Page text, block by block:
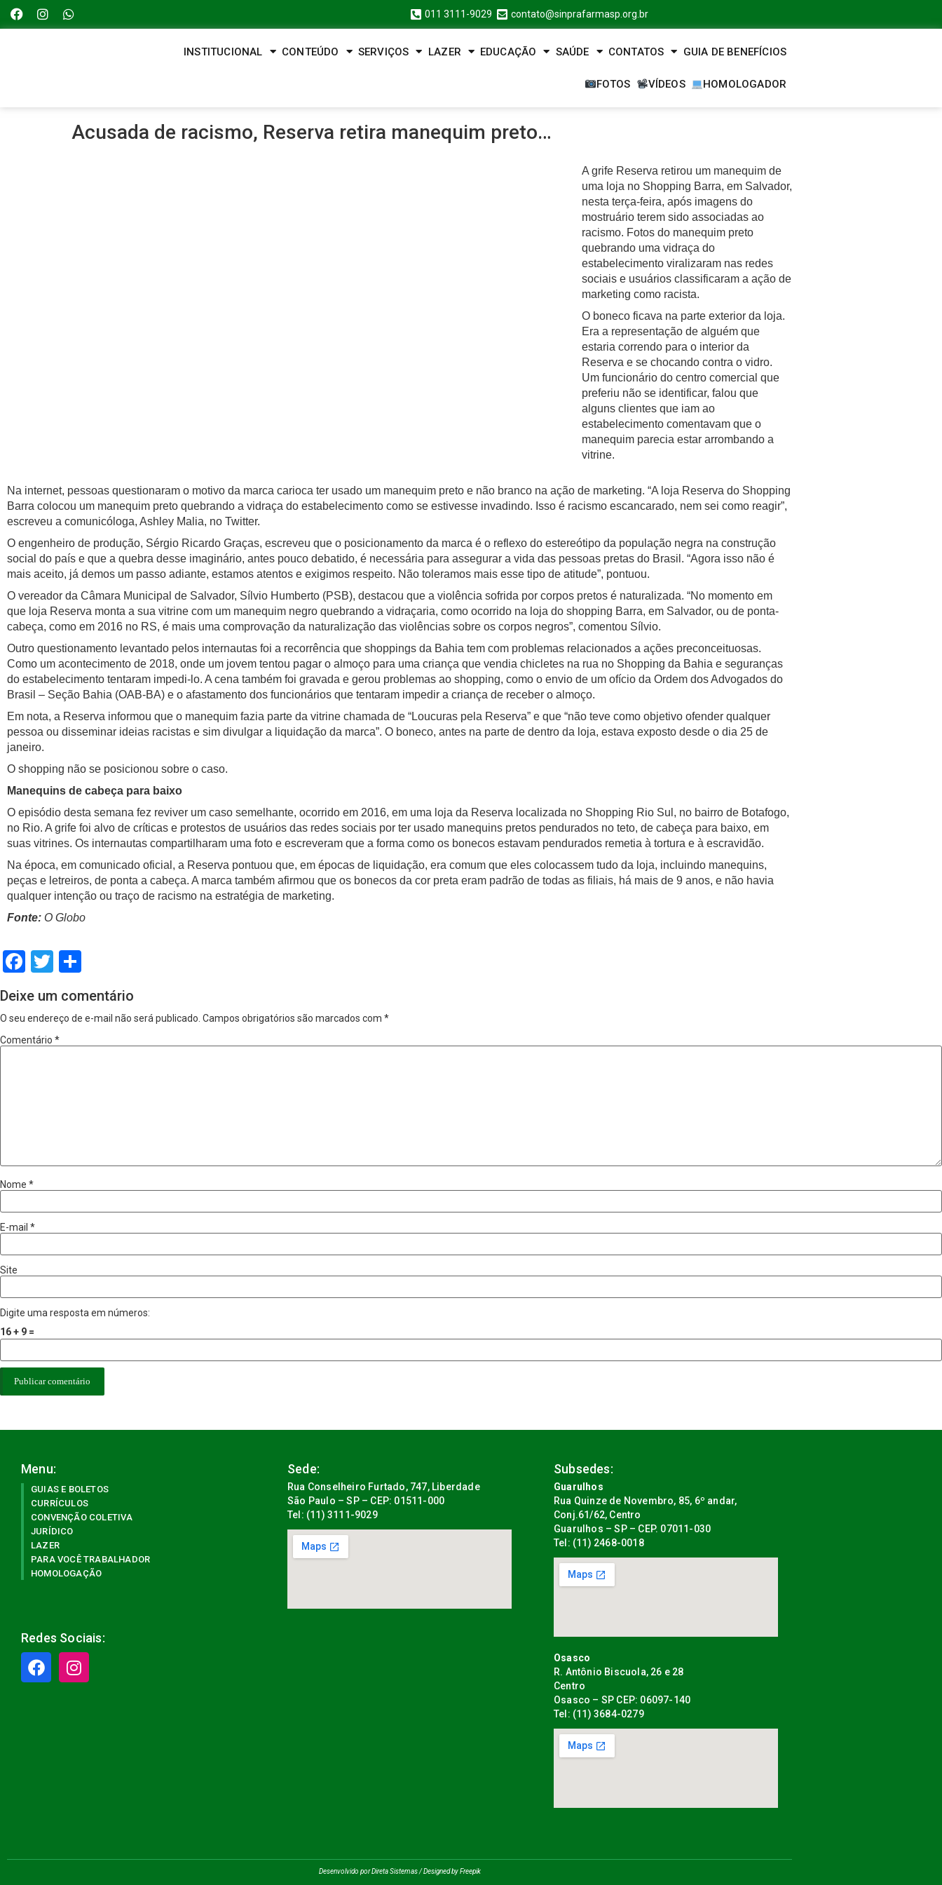
011 3111-9029 contato@sinprafarmasp.org.br
INSTITUCIONAL CONTEÚDO SERVIÇOS LAZER EDUCAÇÃO SAÚDE CONTATOS GUIA DE BENEFÍCIOS
FOTOS VÍDEOS HOMOLOGADOR
Acusada de racismo, Reserva retira manequim preto…
A grife Reserva retirou um manequim de
uma loja no Shopping Barra, em Salvador,
nesta terça-feira, após imagens do
mostruário terem sido associadas ao
racismo. Fotos do manequim preto
quebrando uma vidraça do
estabelecimento viralizaram nas redes
sociais e usuários classificaram a ação de
marketing como racista.
O boneco ficava na parte exterior da loja.
Era a representação de alguém que
estaria correndo para o interior da
Reserva e se chocando contra o vidro.
Um funcionário do centro comercial que
preferiu não se identificar, falou que
alguns clientes que iam ao
estabelecimento comentavam que o
manequim parecia estar arrombando a
vitrine.
Na internet, pessoas questionaram o motivo da marca carioca ter usado um manequim preto e não branco na ação de marketing. “A loja Reserva do Shopping
Barra colocou um manequim preto quebrando a vidraça do estabelecimento como se estivesse invadindo. Isso é racismo escancarado, nem sei como reagir”,
escreveu a comunicóloga, Ashley Malia, no Twitter.
O engenheiro de produção, Sérgio Ricardo Graças, escreveu que o posicionamento da marca é o reflexo do estereótipo da população negra na construção
social do país e que a quebra desse imaginário, antes pouco debatido, é necessária para assegurar a vida das pessoas pretas do Brasil. “Agora isso não é
mais aceito, já demos um passo adiante, estamos atentos e exigimos respeito. Não toleramos mais esse tipo de atitude”, pontuou.
O vereador da Câmara Municipal de Salvador, Sílvio Humberto (PSB), destacou que a violência sofrida por corpos pretos é naturalizada. “No momento em
que loja Reserva monta a sua vitrine com um manequim negro quebrando a vidraçaria, como ocorrido na loja do shopping Barra, em Salvador, ou de ponta-
cabeça, como em 2016 no RS, é mais uma comprovação da naturalização das violências sobre os corpos negros”, comentou Sílvio.
Outro questionamento levantado pelos internautas foi a recorrência que shoppings da Bahia tem com problemas relacionados a ações preconceituosas.
Como um acontecimento de 2018, onde um jovem tentou pagar o almoço para uma criança que vendia chicletes na rua no Shopping da Bahia e seguranças
do estabelecimento tentaram impedi-lo. A cena também foi gravada e gerou problemas ao shopping, como o envio de um ofício da Ordem dos Advogados do
Brasil – Seção Bahia (OAB-BA) e o afastamento dos funcionários que tentaram impedir a criança de receber o almoço.
Em nota, a Reserva informou que o manequim fazia parte da vitrine chamada de “Loucuras pela Reserva” e que “não teve como objetivo ofender qualquer
pessoa ou disseminar ideias racistas e sim divulgar a liquidação da marca”. O boneco, antes na parte de dentro da loja, estava exposto desde o dia 25 de
janeiro.
O shopping não se posicionou sobre o caso.
Manequins de cabeça para baixo
O episódio desta semana fez reviver um caso semelhante, ocorrido em 2016, em uma loja da Reserva localizada no Shopping Rio Sul, no bairro de Botafogo,
no Rio. A grife foi alvo de críticas e protestos de usuários das redes sociais por ter usado manequins pretos pendurados no teto, de cabeça para baixo, em
suas vitrines. Os internautas compartilharam uma foto e escreveram que a forma como os bonecos estavam pendurados remetia à tortura e à escravidão.
Na época, em comunicado oficial, a Reserva pontuou que, em épocas de liquidação, era comum que eles colocassem tudo da loja, incluindo manequins,
peças e letreiros, de ponta a cabeça. A marca também afirmou que os bonecos da cor preta eram padrão de todas as filiais, há mais de 9 anos, e não havia
qualquer intenção ou traço de racismo na estratégia de marketing.
Fonte: O Globo
Facebook
Twitter
Deixe um comentário
O seu endereço de e-mail não será publicado. Campos obrigatórios são marcados com *
Comentário *
Nome *
E-mail *
Site
Digite uma resposta em números:
16 + 9 =
Menu:
GUIAS E BOLETOS
CURRÍCULOS
CONVENÇÃO COLETIVA
JURÍDICO
LAZER
PARA VOCÊ TRABALHADOR
HOMOLOGAÇÃO
Redes Sociais:
Sede:
Rua Conselheiro Furtado, 747, Liberdade
São Paulo – SP – CEP: 01511-000
Tel: (11) 3111-9029
Subsedes:
Guarulhos
Rua Quinze de Novembro, 85, 6º andar,
Conj.61/62, Centro
Guarulhos – SP – CEP. 07011-030
Tel: (11) 2468-0018
Osasco
R. Antônio Biscuola, 26 e 28
Centro
Osasco – SP CEP: 06097-140
Tel: (11) 3684-0279
Desenvolvido por Direta Sistemas /Designed by Freepik